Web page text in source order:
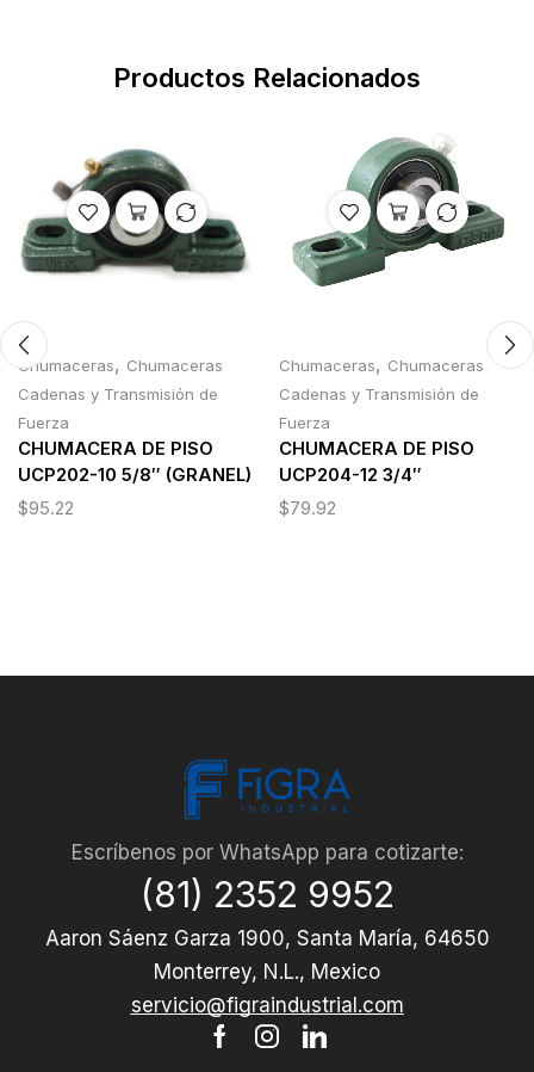
Productos Relacionados
Chumaceras, Chumaceras
Cadenas y Transmisión de
Fuerza
CHUMACERA DE PISO
UCP202-10 5/8″ (GRANEL)
$95.22
Chumaceras, Chumaceras
Cadenas y Transmisión de
Fuerza
CHUMACERA DE PISO
UCP204-12 3/4″
$79.92
Escríbenos por WhatsApp para cotizarte:
(81) 2352 9952
Aaron Sáenz Garza 1900, Santa María, 64650
Monterrey, N.L., Mexico
servicio@figraindustrial.com